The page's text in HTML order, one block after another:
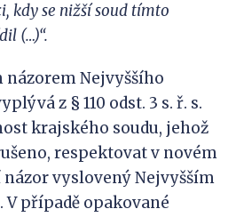
kdy se nižší soud tímto
(…)“.
Nejvyššího
z § 110 odst. 3 s. ř. s.
krajského soudu, jehož
respektovat v novém
vyslovený Nejvyšším
případě opakované